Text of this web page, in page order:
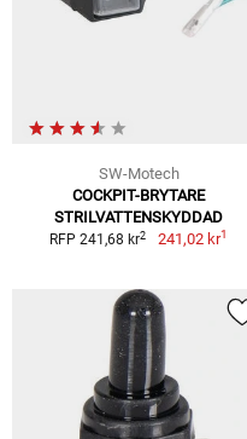
SW-Motech
COCKPIT-BRYTARE
STRILVATTENSKYDDAD
RFP 241,68 kr2 241,02 kr1